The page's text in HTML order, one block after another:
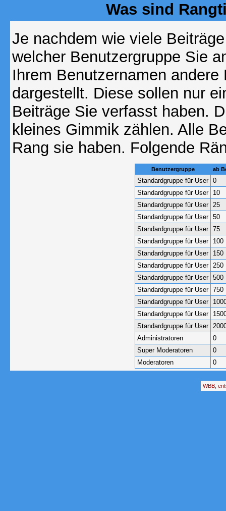
Was sind
Je nachdem wie viele
welcher Benutzergruppe Sie
Ihrem Benutzernamen
dargestellt. Diese sollen nur
Beiträge Sie verfasst haben.
kleines Gimmik zählen. Alle
Rang sie haben. Folgende
Benutzergruppe ab
Standardgruppe für User 0
Standardgruppe für User
10
Standardgruppe für User 25
Standardgruppe für User 50
Standardgruppe für User 75
Standardgruppe für User
100
Standardgruppe für User
150
Standardgruppe für User 250
Standardgruppe für User 500
Standardgruppe für User 750
Standardgruppe für User
Standardgruppe für User
Standardgruppe für User
Administratoren
0
Super Moderatoren
0
Moderatoren
0
WBB,